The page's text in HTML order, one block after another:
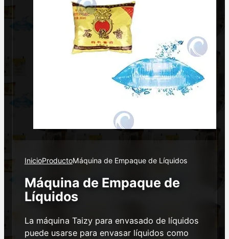
InicioProductoMáquina de Empaque de Líquidos
Máquina de Empaque de
Líquidos
La máquina Taizy para envasado de líquidos
puede usarse para envasar líquidos como